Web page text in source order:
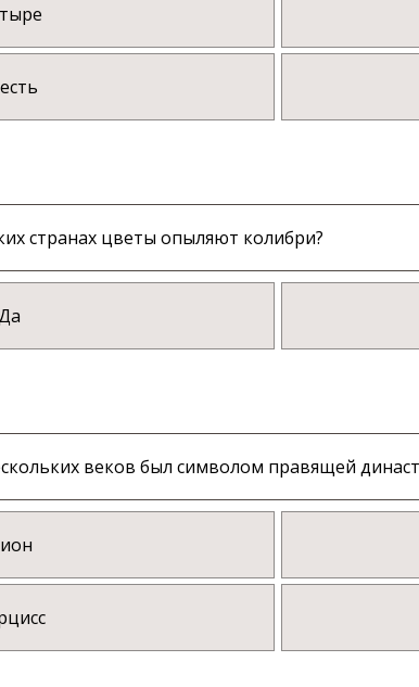
странах цветы опыляют колибри?
веков был символом правящей